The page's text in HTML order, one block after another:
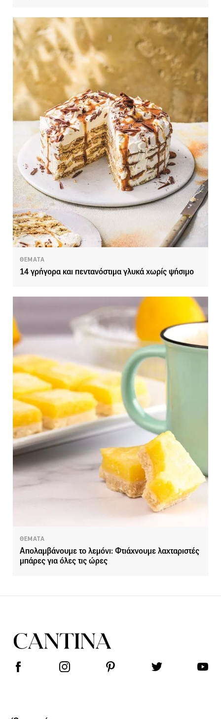
ΘΕΜΑΤΑ
14 γρήγορα και πεντανόστιμα γλυκά χωρίς ψήσιμο
ΘΕΜΑΤΑ
Απολαμβάνουμε το λεμόνι: Φτιάχνουμε λαχταριστές
μπάρες για όλες τις ώρες